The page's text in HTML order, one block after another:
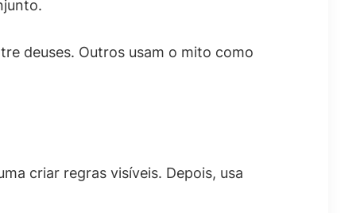
deuses. Outros usam o mito como
criar regras visíveis. Depois, usa